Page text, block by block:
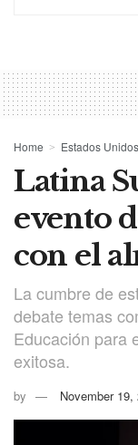
Home Estados Unidos
Latina
evento
con el
La cumbre de
debate temas
Educación para
exitosa.
by November 19,